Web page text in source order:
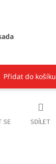
Přidat do košíku
SE SDÍLET